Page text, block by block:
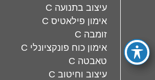
עיצוב בתנועה C
אימון פילאטיס C
זומבה C
אימון כוח פונקציונלי C
טאבטה C
עיצוב וחיטוב C